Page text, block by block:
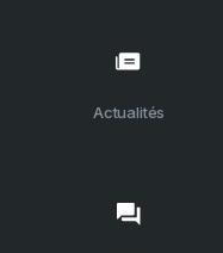
Actualités